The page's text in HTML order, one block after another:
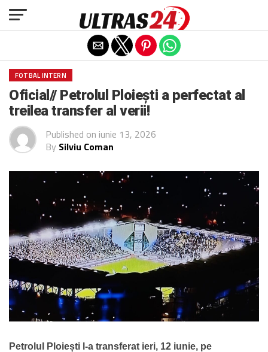
FOTBAL INTERN
Oficial// Petrolul Ploiești a perfectat al
treilea transfer al verii!
Published on iunie 13, 2026
By Silviu Coman
Petrolul Ploiești l-a transferat ieri, 12 iunie, pe
Exit mobile version